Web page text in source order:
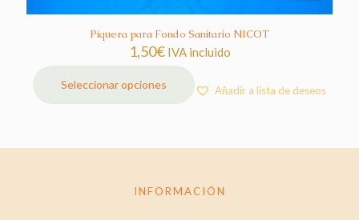
Piquera para Fondo Sanitario NICOT
1,50€ IVA incluido
Seleccionar opciones
variantes.
Añadir a lista de deseos
INFORMACIÓN